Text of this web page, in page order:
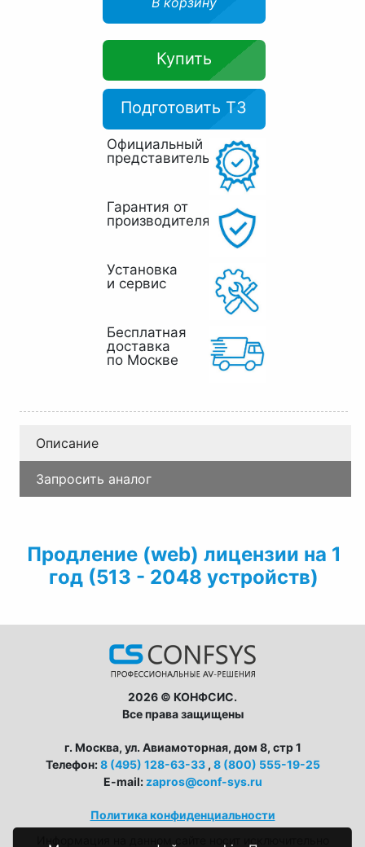
Купить
Подготовить ТЗ
Официальный
представитель
Гарантия от
производителя
Установка
и сервис
Бесплатная
доставка
по Москве
Описание
Запросить аналог
Продление (web) лицензии на 1
год (513 - 2048 устройств)
2026 © КОНФСИС.
Все права защищены
г. Москва, ул. Авиамоторная, дом 8, стр 1
Телефон:8 (495) 128-63-33 , 8 (800) 555-19-25
E-mail: zapros@conf-sys.ru
Политика конфиденциальности